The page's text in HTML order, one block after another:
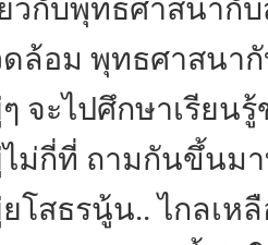
วกับพุทธศาสนากั
ล้อม พุทธศาสนา
จะไปศึกษาเรียน
ม่กี่ที่ ถามกันขึ้นม
โสธรนู้น.. ไกลเห